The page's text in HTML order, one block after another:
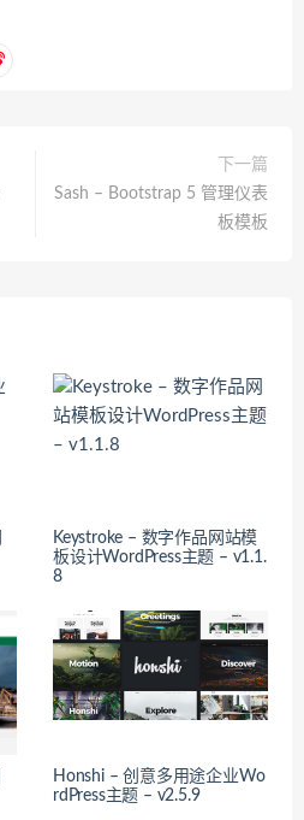
下一篇
Sash – Bootstrap 5 管理仪表
板模板
Keystroke – 数字作品网站模
板设计WordPress主题 – v1.1.
8
Honshi – 创意多用途企业Wo
rdPress主题 – v2.5.9